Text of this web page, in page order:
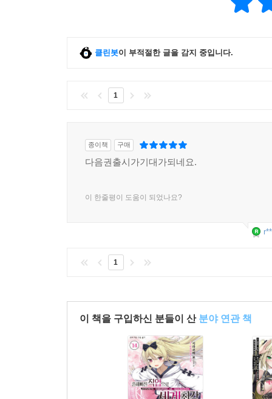
클린봇이 부적절한 글을 감지 중입니다.
1
종이책 구매
다음권출시가기대가되네요.
이 한줄평이 도움이 되었나요?
1
이 책을 구입하신 분들이 산 분야 연관 책